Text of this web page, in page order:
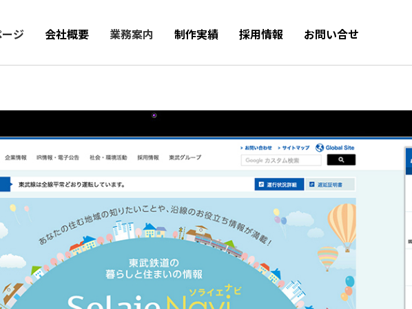
ジ 会社概要 業務案内 制作実績 採用情報 お問い合せ